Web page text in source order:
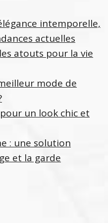
intemporelle,
actuelles
atouts pour la vie
mode de
un look chic et
: une solution
et la garde